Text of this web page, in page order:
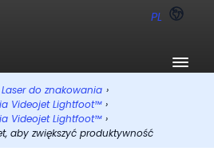
PL
Laser do znakowania ›
Videojet Lightfoot™ ›
Videojet Lightfoot™ ›
aby zwiększyć produktywność